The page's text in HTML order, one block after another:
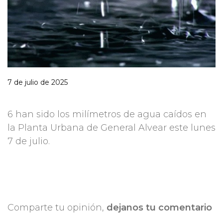
7 de julio de 2025
6 han sido los milímetros de agua caídos en
la Planta Urbana de General Alvear este lunes
7 de julio.
Comparte tu opinión, dejanos tu comentario